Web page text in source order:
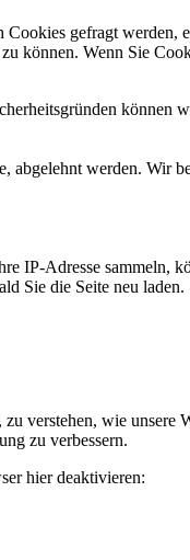
gefragt
können. Wenn Sie
können
werden. Wir
IP-Adresse sammeln,
Sie die Seite neu laden.
verstehen, wie
zu verbessern.
hier deaktivieren: